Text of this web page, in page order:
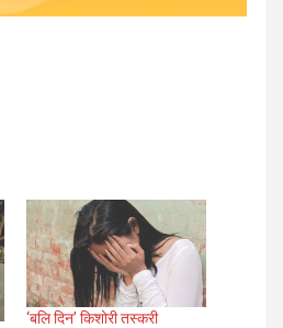
‘बलि दिन’ किशोरी तस्करी